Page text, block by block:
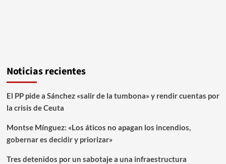
Noticias recientes
El PP pide a Sánchez «salir de la tumbona» y rendir cuentas por
la crisis de Ceuta
Montse Mínguez: «Los áticos no apagan los incendios,
gobernar es decidir y priorizar»
Tres detenidos por un sabotaje a una infraestructura